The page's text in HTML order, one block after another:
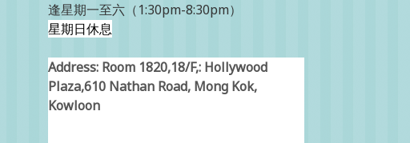
逢星期一至六（1:30pm-8:30pm）
星期日休息
Address: Room 1820,18/F,: Hollywood
Plaza,610 Nathan Road, Mong Kok,
Kowloon